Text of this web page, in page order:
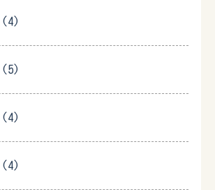
(4)
(5)
(4)
(4)